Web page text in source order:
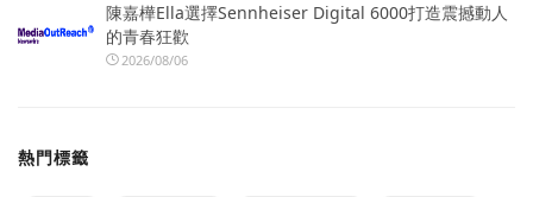
陳嘉樺Ella選擇Sennheiser Digital 6000打造震撼動人
的青春狂歡
2026/08/06
熱門標籤